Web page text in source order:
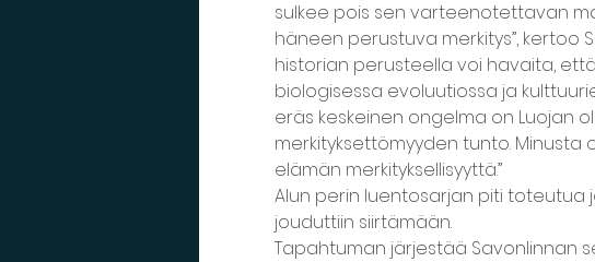
sulkee pois sen varteenotettavan
häneen perustuva merkitys”, kertoo
historian perusteella voi havaita,
biologisessa evoluutiossa ja
eräs keskeinen ongelma on Luojan
merkityksettömyyden tunto.
elämän merkityksellisyyttä.”
Alun perin luentosarjan piti toteutua
jouduttiin siirtämään.
Tapahtuman järjestää Savonlinnan